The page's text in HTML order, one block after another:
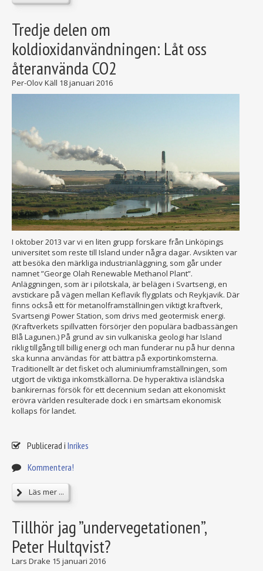
Tredje delen om
koldioxidanvändningen: Låt oss
återanvända CO2
Per-Olov Käll 18 januari 2016
I oktober 2013 var vi en liten grupp forskare från Linköpings
universitet som reste till Island under några dagar. Avsikten var
att besöka den märkliga industrianläggning, som går under
namnet ”George Olah Renewable Methanol Plant”.
Anläggningen, som är i pilotskala, är belägen i Svartsengi, en
avstickare på vägen mellan Keflavik flygplats och Reykjavik. Där
finns också ett för metanolframställningen viktigt kraftverk,
Svartsengi Power Station, som drivs med geotermisk energi.
(Kraftverkets spillvatten försörjer den populära badbassängen
Blå Lagunen.) På grund av sin vulkaniska geologi har Island
riklig tillgång till billig energi och man funderar nu på hur denna
ska kunna användas för att bättra på exportinkomsterna.
Traditionellt är det fisket och aluminiumframställningen, som
utgjort de viktiga inkomstkällorna. De hyperaktiva isländska
bankirernas försök för ett decennium sedan att ekonomiskt
erövra världen resulterade dock i en smärtsam ekonomisk
kollaps för landet.
Publicerad i Inrikes
Kommentera!
Läs mer ...
Tillhör jag ”undervegetationen”,
Peter Hultqvist?
Lars Drake 15 januari 2016